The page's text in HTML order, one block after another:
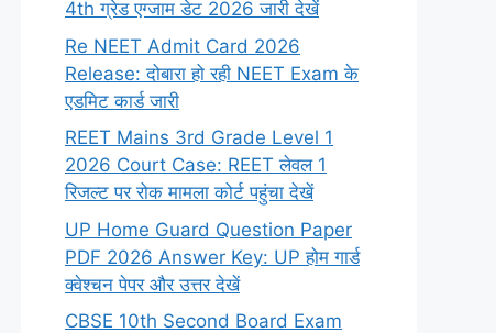
4th ग्रेड एग्जाम डेट 2026 जारी देखें
Re NEET Admit Card 2026
Release: दोबारा हो रही NEET Exam के
एडमिट कार्ड जारी
REET Mains 3rd Grade Level 1
2026 Court Case: REET लेवल 1
रिजल्ट पर रोक मामला कोर्ट पहुंचा देखें
UP Home Guard Question Paper
PDF 2026 Answer Key: UP होम गार्ड
क्वेश्चन पेपर और उत्तर देखें
CBSE 10th Second Board Exam